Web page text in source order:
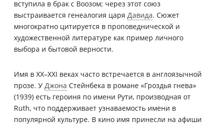
вступила в брак с Воозом; через этот союз
выстраивается генеалогия царя Давида. Сюжет
многократно цитируется в проповеднической и
художественной литературе как пример личного
выбора и бытовой верности.
Имя в XX–XXI веках часто встречается в англоязычной
прозе. У Джона Стейнбека в романе «Гроздья гнева»
(1939) есть героиня по имени Рути, производная от
Ruth, что поддерживает узнаваемость имени в
популярной культуре. В кино имя принесли на афиши